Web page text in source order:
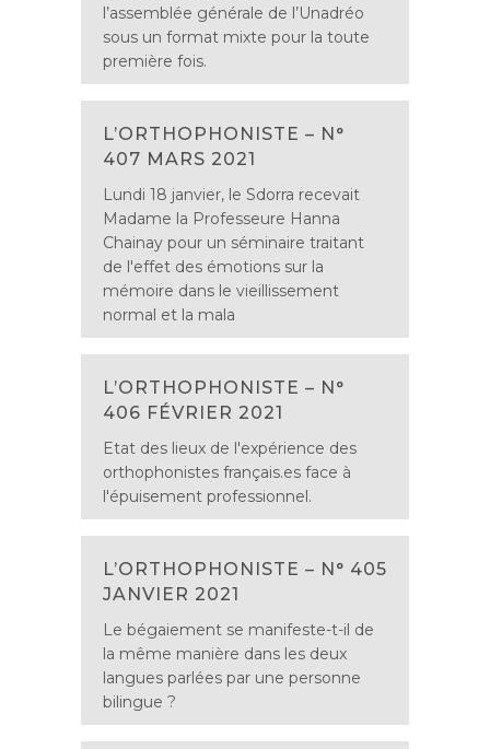
l’assemblée générale de l’Unadréo
sous un format mixte pour la toute
première fois.
L’ORTHOPHONISTE – N°
407 MARS 2021
Lundi 18 janvier, le Sdorra recevait
Madame la Professeure Hanna
Chainay pour un séminaire traitant
de l'effet des émotions sur la
mémoire dans le vieillissement
normal et la mala
L’ORTHOPHONISTE – N°
406 FÉVRIER 2021
Etat des lieux de l'expérience des
orthophonistes français.es face à
l'épuisement professionnel.
L’ORTHOPHONISTE – N° 405
JANVIER 2021
Le bégaiement se manifeste-t-il de
la même manière dans les deux
langues parlées par une personne
bilingue ?